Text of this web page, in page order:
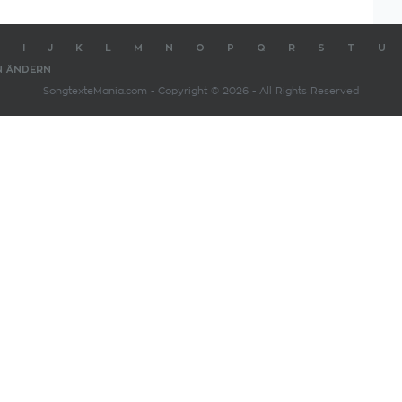
J K M N O P Q R S T U
ÄNDERN
SongtexteMania.com - Copyright © 2026 - All Rights Reserved